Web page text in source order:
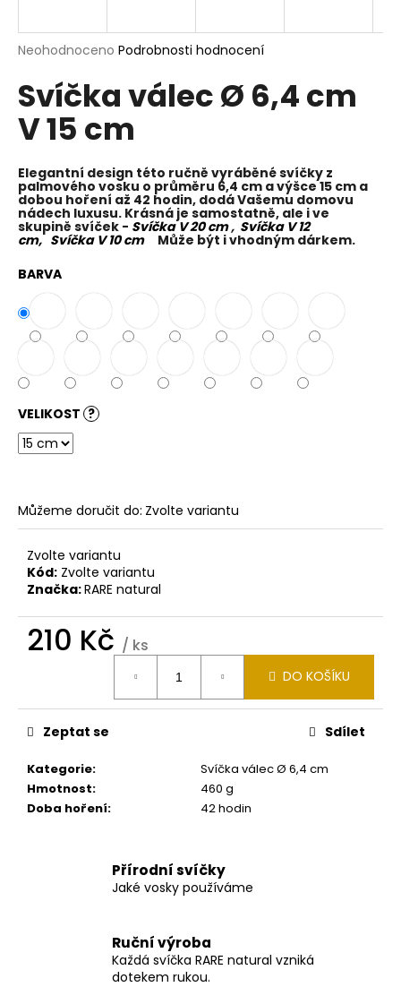
Průměrné
produktu
je
0,0
z
hvězdiček.
Neohodnoceno Podrobnosti hodnocení
Svíčka válec Ø 6,4 cm
V 15 cm
Elegantní design této ručně vyráběné svíčky z
palmového vosku o průměru 6,4 cm a výšce 15 cm a
dobou hoření až 42 hodin, dodá Vašemu domovu
nádech luxusu. Krásná je samostatně, ale i ve
skupině svíček - Svíčka V 20 cm, Svíčka V 12
cm, Svíčka V 10 cm Může být i vhodným dárkem.
BARVA
VELIKOST ?
Můžeme doručit do: Zvolte variantu
Zvolte variantu
Kód: Zvolte variantu
Značka:RARE natural
210 Kč / ks
DO KOŠÍKU
Kategorie:
Svíčka válec Ø 6,4 cm
Hmotnost:
460 g
Doba hoření: 42 hodin
Zeptat se Sdílet
Přírodní svíčky
Jaké vosky používáme
Ruční výroba
Každá svíčka RARE natural vzniká
dotekem rukou.
j
t
?
HLEDAT
D
o
p
o
r
u
č
u
j
e
SVÍČKA
VÁLEC
Ø
9,6
CM
12